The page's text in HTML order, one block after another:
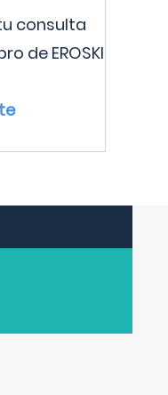
consulta
de EROSKI